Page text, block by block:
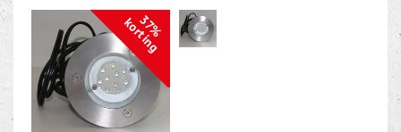
Tuin elektriciteit
Tuinverlichting
Grondspots met geïntrigeerde LED of energie zuinige
37%
korting